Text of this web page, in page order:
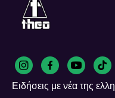
Ειδήσεις με νέα της